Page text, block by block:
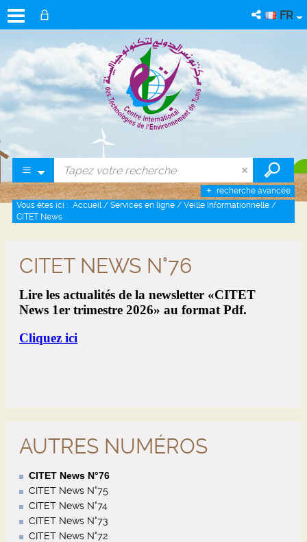
FR
recherche avancée
Vous êtes ici : Accueil / Services en ligne / Veille Informationnelle /
CITET News
CITET NEWS N°76
AUTRES NUMÉROS
CITET News N°76
CITET News N°75
CITET News N°74
CITET News N°73
CITET News N°72